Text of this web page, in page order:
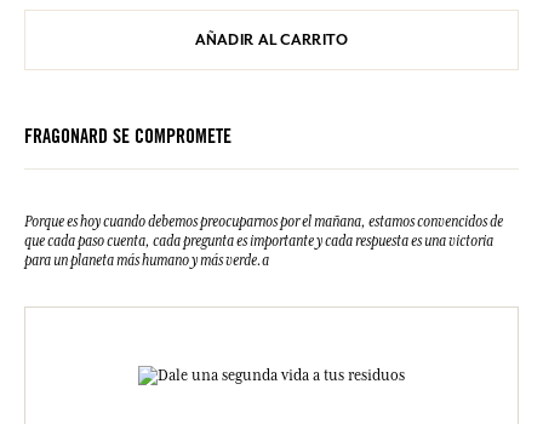
AÑADIR AL CARRITO
FRAGONARD SE COMPROMETE
Porque es hoy cuando debemos preocuparnos por el mañana, estamos convencidos de
que cada paso cuenta, cada pregunta es importante y cada respuesta es una victoria
para un planeta más humano y más verde.a